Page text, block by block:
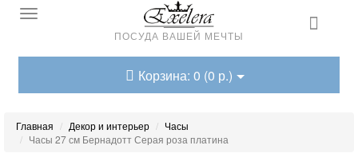
ПОСУДА ВАШЕЙ МЕЧТЫ
Корзина: 0 (0 р.)
Главная Декор и интерьер
Часы
Часы 27 см Бернадотт Серая роза платина